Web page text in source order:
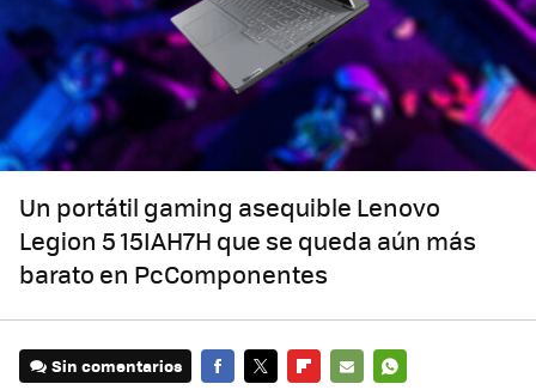
Un portátil gaming asequible Lenovo
Legion 5 15IAH7H que se queda aún más
barato en PcComponentes
Sin comentarios